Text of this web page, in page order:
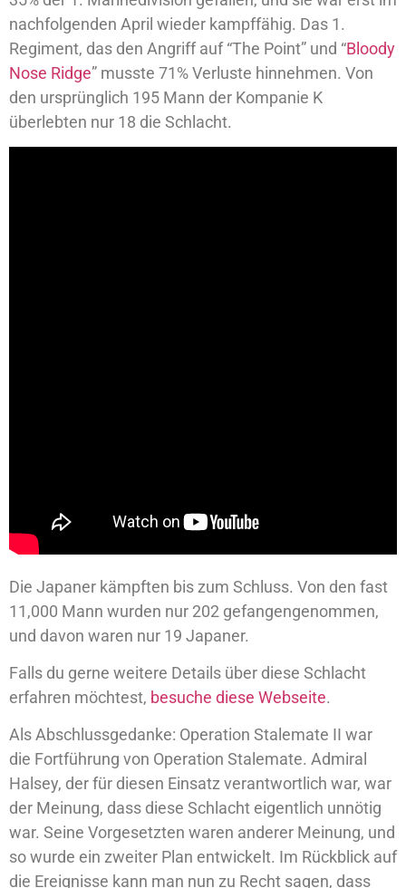
nachfolgenden April wieder kampffähig. Das 1.
Regiment, das den Angriff auf “The Point” und “Bloody
Nose Ridge” musste 71% Verluste hinnehmen. Von
den ursprünglich 195 Mann der Kompanie K
überlebten nur 18 die Schlacht.
Die Japaner kämpften bis zum Schluss. Von den fast
11,000 Mann wurden nur 202 gefangengenommen,
und davon waren nur 19 Japaner.
Falls du gerne weitere Details über diese Schlacht
erfahren möchtest, besuche diese Webseite.
Als Abschlussgedanke: Operation Stalemate II war
die Fortführung von Operation Stalemate. Admiral
Halsey, der für diesen Einsatz verantwortlich war, war
der Meinung, dass diese Schlacht eigentlich unnötig
war. Seine Vorgesetzten waren anderer Meinung, und
so wurde ein zweiter Plan entwickelt. Im Rückblick auf
die Ereignisse kann man nun zu Recht sagen, dass